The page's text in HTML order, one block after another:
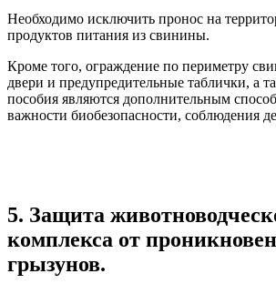
Необходимо исключить пронос на
продуктов питания из свинины.
Кроме того, ограждение по периметру
двери и предупредительные таблички, а
пособия являются дополнительным
важности биобезопасности, соблюдения
5. Защита
комплекса от
грызунов.